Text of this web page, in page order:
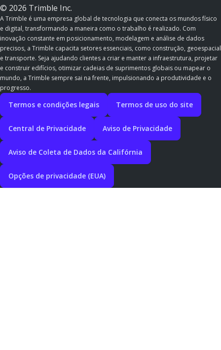
© 2026 Trimble Inc.
A Trimble é uma empresa global de tecnologia que conecta os mundos físico
e digital, transformando a maneira como o trabalho é realizado. Com
inovação constante em posicionamento, modelagem e análise de dados
precisos, a Trimble capacita setores essenciais, como construção, geoespacial
e transporte. Seja ajudando clientes a criar e manter a infraestrutura, projetar
e construir edifícios, otimizar cadeias de suprimentos globais ou mapear o
mundo, a Trimble sempre sai na frente, impulsionando a produtividade e o
progresso.
Termos e condições legais Termos de uso do site
Central de Privacidade Aviso de Privacidade
Aviso de Coleta de Dados da Califórnia
Opções de privacidade (EUA)